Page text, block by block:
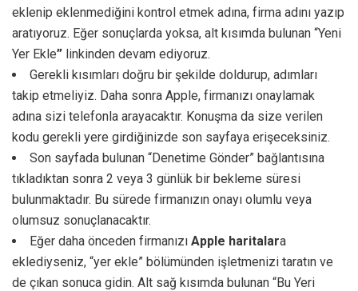
eklenip eklenmediğini kontrol etmek adına, firma adını yazıp
aratıyoruz. Eğer sonuçlarda yoksa, alt kısımda bulunan “Yeni
Yer Ekle” linkinden devam ediyoruz.
Gerekli kısımları doğru bir şekilde doldurup, adımları
takip etmeliyiz. Daha sonra Apple, firmanızı onaylamak
adına sizi telefonla arayacaktır. Konuşma da size verilen
kodu gerekli yere girdiğinizde son sayfaya erişeceksiniz.
Son sayfada bulunan “Denetime Gönder” bağlantısına
tıkladıktan sonra 2 veya 3 günlük bir bekleme süresi
bulunmaktadır. Bu sürede firmanızın onayı olumlu veya
olumsuz sonuçlanacaktır.
Eğer daha önceden firmanızı Apple haritalara
eklediyseniz, “yer ekle” bölümünden işletmenizi taratın ve
de çıkan sonuca gidin. Alt sağ kısımda bulunan “Bu Yeri